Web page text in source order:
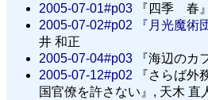
2005-07-01#p03 『四季 春
2005-07-02#p02
『月光魔術
井 和正
2005-07-04#p03 『海辺のカ
2005-07-12#p02 『さらば外
国官僚を許さない』, 天木 直